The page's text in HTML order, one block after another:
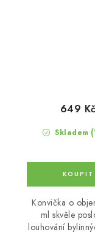
Skladem
649 Kč
Konvička o
ml skvěle
louhování